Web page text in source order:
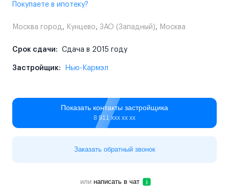
Покупаете в ипотеку?
Москва город , Кунцево, ЗАО (Западный), Москва
Срок сдачи: Сдача в 2015 году
Застройщик: Нью-Кармэл
Показать контакты застройщика
8 911 ххх хх хх
Заказать обратный звонок
или написать в чат